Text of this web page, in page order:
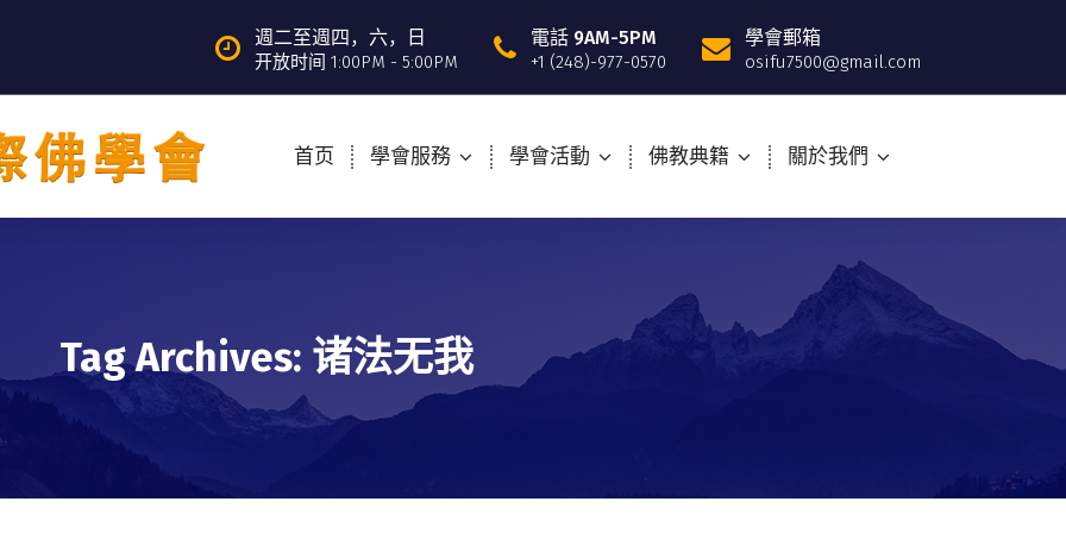
週二至週四，六，日
开放时间 1:00PM - 5:00PM
電話 9AM-5PM
+1 (248)-977-0570
學會郵箱
osifu7500@gmail.com
首页 學會服務 學會活動 佛教典籍 關於我們
Tag Archives: 诸法无我